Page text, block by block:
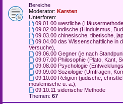
Bereiche
Moderator: Karsten
Unterforen:
09.01.00 westliche
09.02.00 indische (Hinduismus,
09.03.00 chinesische, tibetische,
09.04.00 das Wissenschaftliche in
Versuche)
09.06.00 Gegner (je nach
09.07.00 Philosophie (Plato, Kant,
09.08.00 Psychologie
09.09.00 Soziologie (Umfragen,
09.10.00 Religion (jüdische,
moslemische u. a.)
09.10.11 siderische Methode
Themen: 67